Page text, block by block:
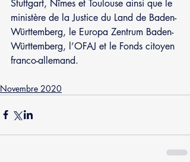
Stuttgart, Nîmes et Toulouse ainsi que le
ministère de la Justice du Land de Baden-
Württemberg, le Europa Zentrum Baden-
Württemberg, l’OFAJ et le Fonds citoyen
franco-allemand.
Novembre 2020